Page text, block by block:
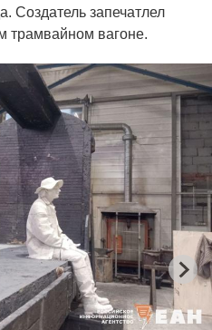
Создатель запечатлел
трамвайном вагоне.